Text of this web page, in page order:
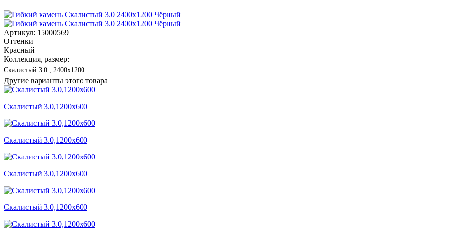
Артикул: 15000569
Оттенки
Красный
Коллекция, размер:
Скалистый 3.0 , 2400x1200
Другие варианты этого товара
Скалистый 3.0,1200x600
Скалистый 3.0,1200x600
Скалистый 3.0,1200x600
Скалистый 3.0,1200x600